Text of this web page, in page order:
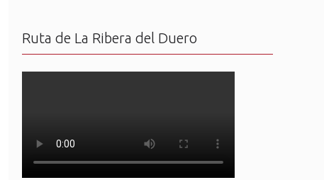
Ruta de La Ribera del Duero